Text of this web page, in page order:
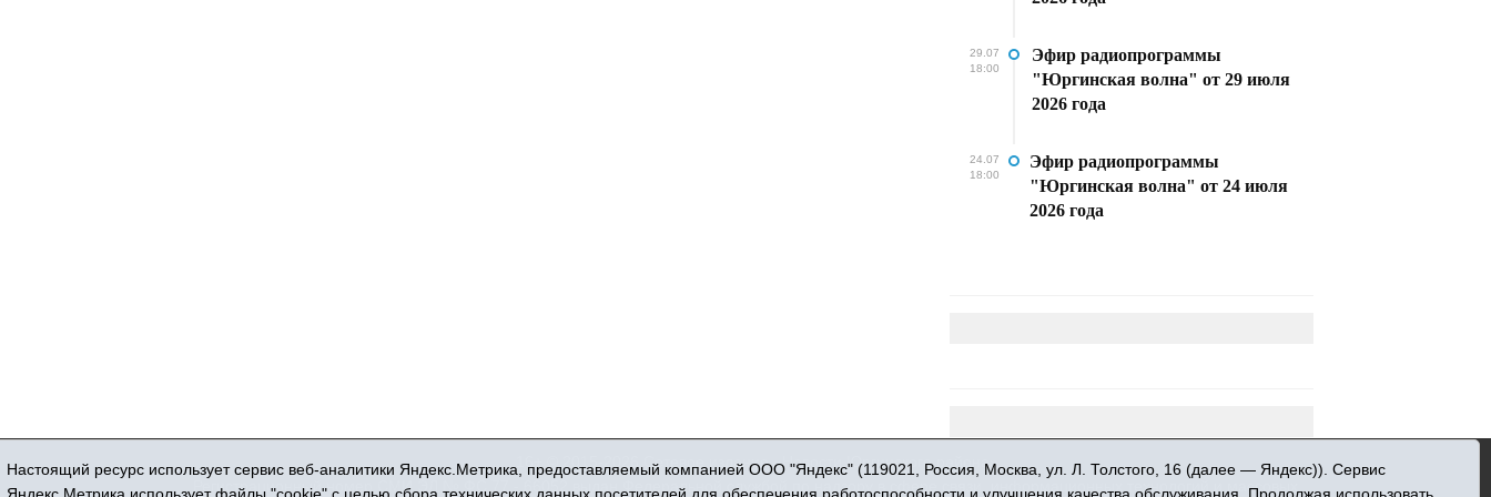
29.07
18:00
Эфир радиопрограммы
"Юргинская волна" от 29 июля
2026 года
24.07
18:00
Эфир радиопрограммы
"Юргинская волна" от 24 июля
2026 года
16+ © 2015-2026 Сетевое издание «Новости Юргинского района»
Регистрационный номер СМИ ЭЛ № ФС 77 - 66052 выдан Федеральной службой по надзору в сфере связи, информационных технологий и массовых
Настоящий ресурс использует сервис веб-аналитики Яндекс.Метрика, предоставляемый компанией ООО "Яндекс" (119021, Россия, Москва, ул. Л. Толстого, 16 (далее — Яндекс)). Сервис